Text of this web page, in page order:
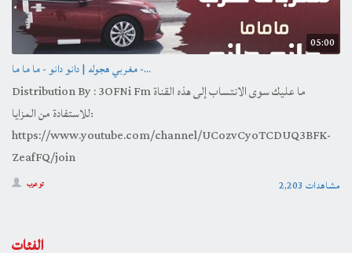
05:00
مغربي هجوله | دانو دانو - ما ما ما -...
Distribution By : 3OFNi Fm ما عليك سوى الانتساب إلى هذه القناة
للاستفادة من المزايا:
https://www.youtube.com/channel/UCozvCyoTCDUQ3BFK-
ZeafFQ/join
تو عرب 2,203 مشاهدات
الفئات